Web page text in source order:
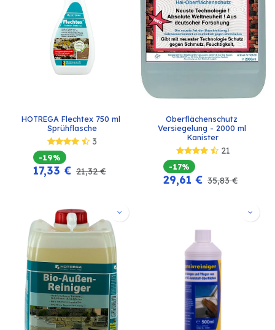
HOTREGA Flechtex 750 ml
Sprühflasche
3
-19%
17,33 € 21,32€
Oberflächenschutz
Versiegelung - 2000 ml
Kanister
21
-17%
29,61 € 35,83€